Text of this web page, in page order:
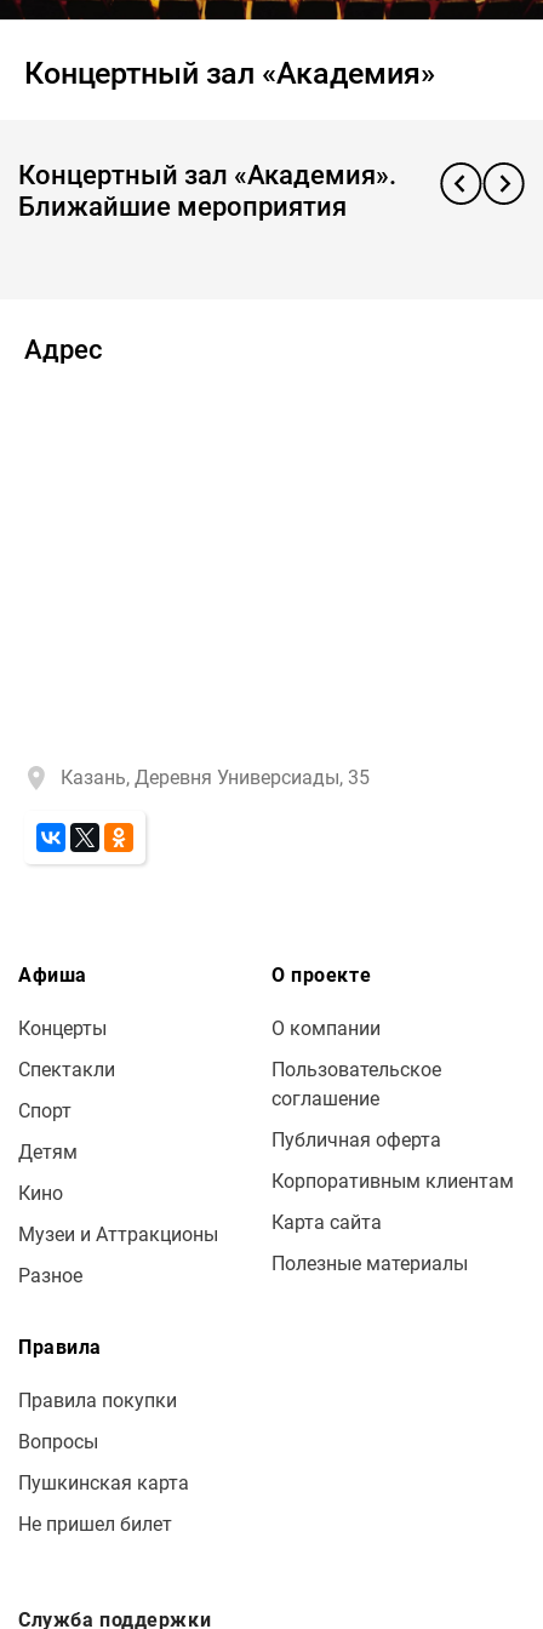
Концертный зал «Академия»
Концертный зал «Академия».
Ближайшие мероприятия
Адрес
Казань, Деревня Универсиады, 35
Афиша
Концерты
Спектакли
Спорт
Детям
Кино
Музеи и Аттракционы
Разное
О проекте
О компании
Пользовательское
соглашение
Публичная оферта
Корпоративным клиентам
Карта сайта
Полезные материалы
Правила
Правила покупки
Вопросы
Пушкинская карта
Не пришел билет
Служба поддержки